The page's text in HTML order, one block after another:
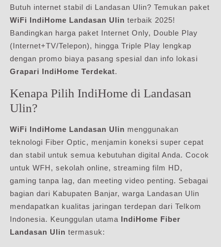
Butuh internet stabil di Landasan Ulin? Temukan paket
WiFi IndiHome Landasan Ulin terbaik 2025!
Bandingkan harga paket Internet Only, Double Play
(Internet+TV/Telepon), hingga Triple Play lengkap
dengan promo biaya pasang spesial dan info lokasi
Grapari IndiHome Terdekat.
Kenapa Pilih IndiHome di Landasan
Ulin?
WiFi IndiHome Landasan Ulin menggunakan
teknologi Fiber Optic, menjamin koneksi super cepat
dan stabil untuk semua kebutuhan digital Anda. Cocok
untuk WFH, sekolah online, streaming film HD,
gaming tanpa lag, dan meeting video penting. Sebagai
bagian dari Kabupaten Banjar, warga Landasan Ulin
mendapatkan kualitas jaringan terdepan dari Telkom
Indonesia. Keunggulan utama IndiHome Fiber
Landasan Ulin termasuk: